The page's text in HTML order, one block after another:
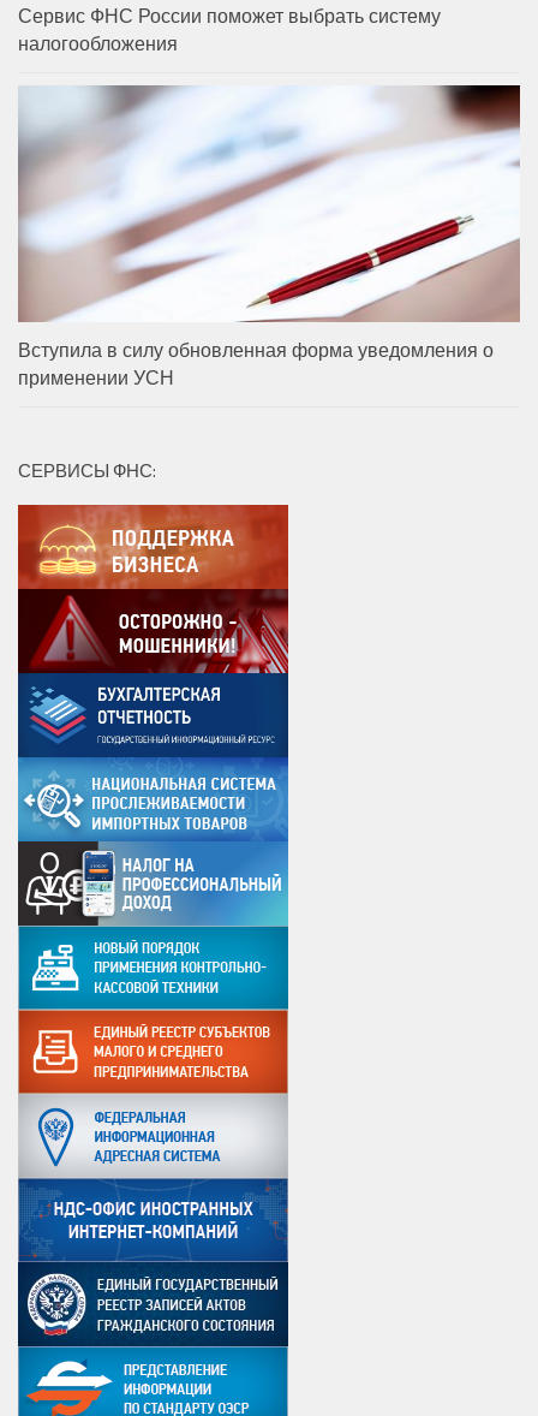
Сервис ФНС России поможет выбрать систему
налогообложения
Вступила в силу обновленная форма уведомления о
применении УСН
СЕРВИСЫ ФНС: